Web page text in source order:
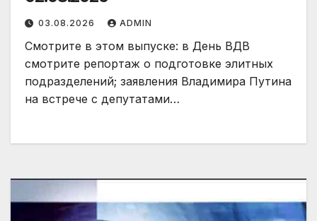
03.08.2026 ADMIN
Смотрите в этом выпуске: в День ВДВ
смотрите репортаж о подготовке элитных
подразделений; заявления Владимира Путина
на встрече с депутатами…